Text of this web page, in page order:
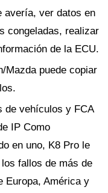
avería, ver datos en
congeladas, realizar
de la ECU.
Mazda puede copiar
de vehículos y FCA
IP Como
en uno, K8 Pro le
fallos de más de
Europa, América y